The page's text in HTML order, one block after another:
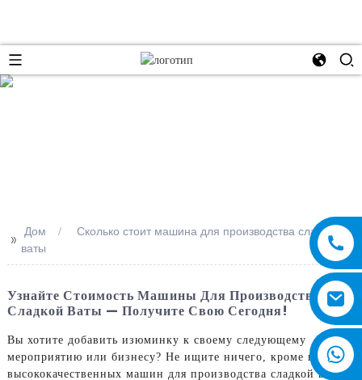
>> Дом
Сколько стоит машина для производства сладкой
ваты
Узнайте Стоимость Машины Для Производства
Сладкой Ваты — Получите Свою Сегодня!
Вы хотите добавить изюминку к своему следующему
мероприятию или бизнесу? Не ищите ничего, кроме наших
высококачественных машин для производства сладкой ваты!